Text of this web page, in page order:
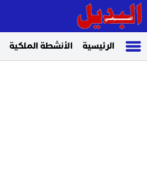
الرئيسية الأنشطة الملكية